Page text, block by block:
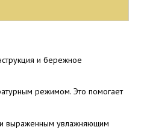
и бережное
режимом. Это помогает
и выраженным увлажняющим